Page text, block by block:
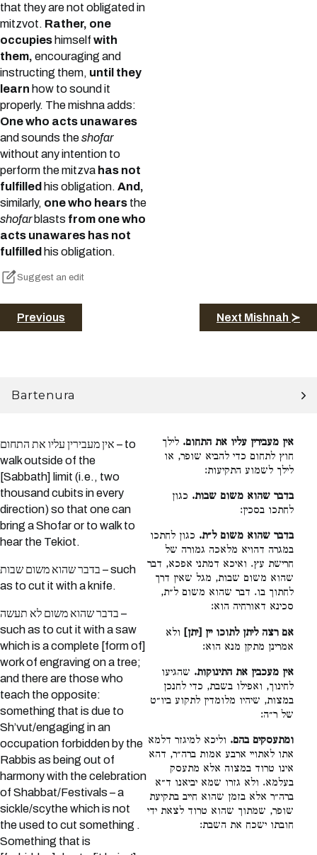
that they are not obligated in
mitzvot. Rather, one
occupies himself with
them, encouraging and
instructing them, until they
learn how to sound it
properly. The mishna adds:
One who acts unawares
and sounds theshofar
without any intention to
perform the mitzva has not
fulfilled his obligation. And,
similarly, one who hears the
shofarblasts from one who
acts unawares has not
fulfilled his obligation.
Suggest an edit
Previous Next Mishnah ≻
Bartenura
אין מעבירין עליו את התחום – to
walk outside of the
[Sabbath] limit (i.e., two
thousand cubits in every
direction) so that one can
bring a Shofar or to walk to
hear the Tekiot.
בדבר שהוא משום שבות – such
as to cut it with a knife.
בדבר שהוא משום לא תעשה –
such as to cut it with a saw
which is a complete [form of]
work of engraving on a tree;
and there are those who
teach the opposite:
something that is due to
Sh’vut/engaging in an
occupation forbidden by the
Rabbis as being out of
harmony with the celebration
of Shabbat/Festivals – a
sickle/scythe which is not
the used to cut something .
Something that is
אין מעבירין עליו את התחום. לילך
חוץ לתחום כדי להביא שופר, או
לילך לשמוע התקיעות:
בדבר שהוא משום שבות. כגון
לחתכו בסכין:
בדבר שהוא משום ל״ת. כגון לחתכו
במגרה דהויא מלאכה גמורה של
חרישת עץ. ואיכא דמתני אפכא, דבר
שהוא משום שבות, מגל שאין דרך
לחתוך בו. דבר שהוא משום ל״ת,
סכינא דאורחיה הוא:
אם רצה ליתן לתוכו יין [יתן] ולא
אמרינן מתקן מנא הוא:
אין מעכבין את התינוקות. שהגיעו
לחינוך, ואפילו בשבת, כדי לחנכן
במצות, שיהיו מלומדין לתקוע ביו״ט
של ר״ה:
ומתעסקים בהם. וליכא למיגזר דלמא
אתו לאתויי ארבע אמות ברה״ר, דהא
אינו טרוד במצוה אלא מתעסק
בעלמא. ולא גזרו שמא יביאנו ד״א
ברה״ר אלא בזמן שהוא חייב בתקיעת
שופר, שמתוך שהוא טרוד לצאת ידי
חובתו ישכח את השבת: